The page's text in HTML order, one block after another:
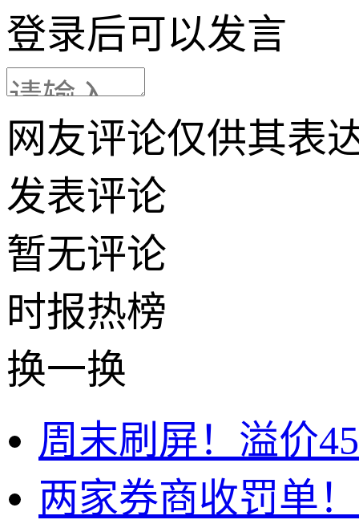
登录后可以发言
网友评论仅供其表
发表评论
暂无评论
时报热榜
换一换
周末刷屏！溢价
两家券商收罚单